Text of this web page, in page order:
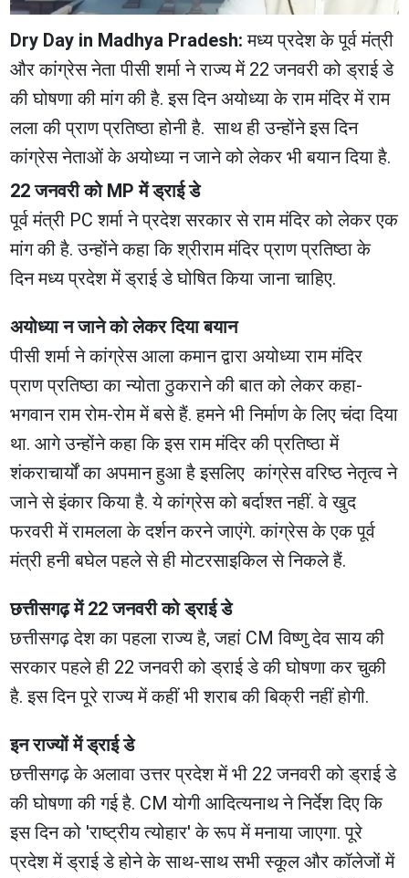
Dry Day in Madhya Pradesh:मध्य प्रदेश के पूर्व मंत्री
और कांग्रेस नेता पीसी शर्मा ने राज्य में 22 जनवरी को ड्राई डे
की घोषणा की मांग की है. इस दिन अयोध्या के राम मंदिर में राम
लला की प्राण प्रतिष्ठा होनी है. साथ ही उन्होंने इस दिन
कांग्रेस नेताओं के अयोध्या न जाने को लेकर भी बयान दिया है.
22 जनवरी को MP में ड्राई डे
पूर्व मंत्री PC शर्मा ने प्रदेश सरकार से राम मंदिर को लेकर एक
मांग की है. उन्होंने कहा कि श्रीराम मंदिर प्राण प्रतिष्ठा के
दिन मध्य प्रदेश में ड्राई डे घोषित किया जाना चाहिए.
अयोध्या न जाने को लेकर दिया बयान
पीसी शर्मा ने कांग्रेस आला कमान द्वारा अयोध्या राम मंदिर
प्राण प्रतिष्ठा का न्योता ठुकराने की बात को लेकर कहा-
भगवान राम रोम-रोम में बसे हैं. हमने भी निर्माण के लिए चंदा दिया
था. आगे उन्होंने कहा कि इस राम मंदिर की प्रतिष्ठा में
शंकराचार्यों का अपमान हुआ है इसलिए कांग्रेस वरिष्ठ नेतृत्व ने
जाने से इंकार किया है. ये कांग्रेस को बर्दाश्त नहीं. वे खुद
फरवरी में रामलला के दर्शन करने जाएंगे. कांग्रेस के एक पूर्व
मंत्री हनी बघेल पहले से ही मोटरसाइकिल से निकले हैं.
छत्तीसगढ़ में 22 जनवरी को ड्राई डे
छत्तीसगढ़ देश का पहला राज्य है, जहां CM विष्णु देव साय की
सरकार पहले ही 22 जनवरी को ड्राई डे की घोषणा कर चुकी
है. इस दिन पूरे राज्य में कहीं भी शराब की बिक्री नहीं होगी.
इन राज्यों में ड्राई डे
छत्तीसगढ़ के अलावा उत्तर प्रदेश में भी 22 जनवरी को ड्राई डे
की घोषणा की गई है. CM योगी आदित्यनाथ ने निर्देश दिए कि
इस दिन को 'राष्ट्रीय त्योहार' के रूप में मनाया जाएगा. पूरे
प्रदेश में ड्राई डे होने के साथ-साथ सभी स्कूल और कॉलेजों में